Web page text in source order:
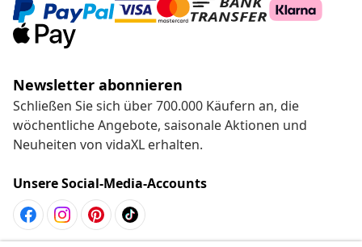
Newsletter abonnieren
Schließen Sie sich über 700.000 Käufern an, die
wöchentliche Angebote, saisonale Aktionen und
Neuheiten von vidaXL erhalten.
Unsere Social-Media-Accounts